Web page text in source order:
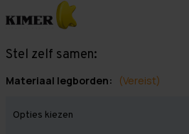
Stel zelf samen:
Materiaal legborden: (Vereist)